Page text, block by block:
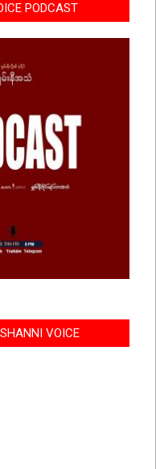
PODCAST
VOICE